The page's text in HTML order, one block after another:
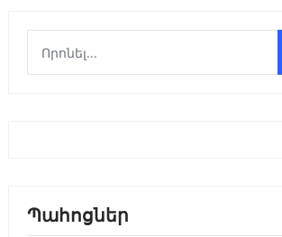
Պահոցներ